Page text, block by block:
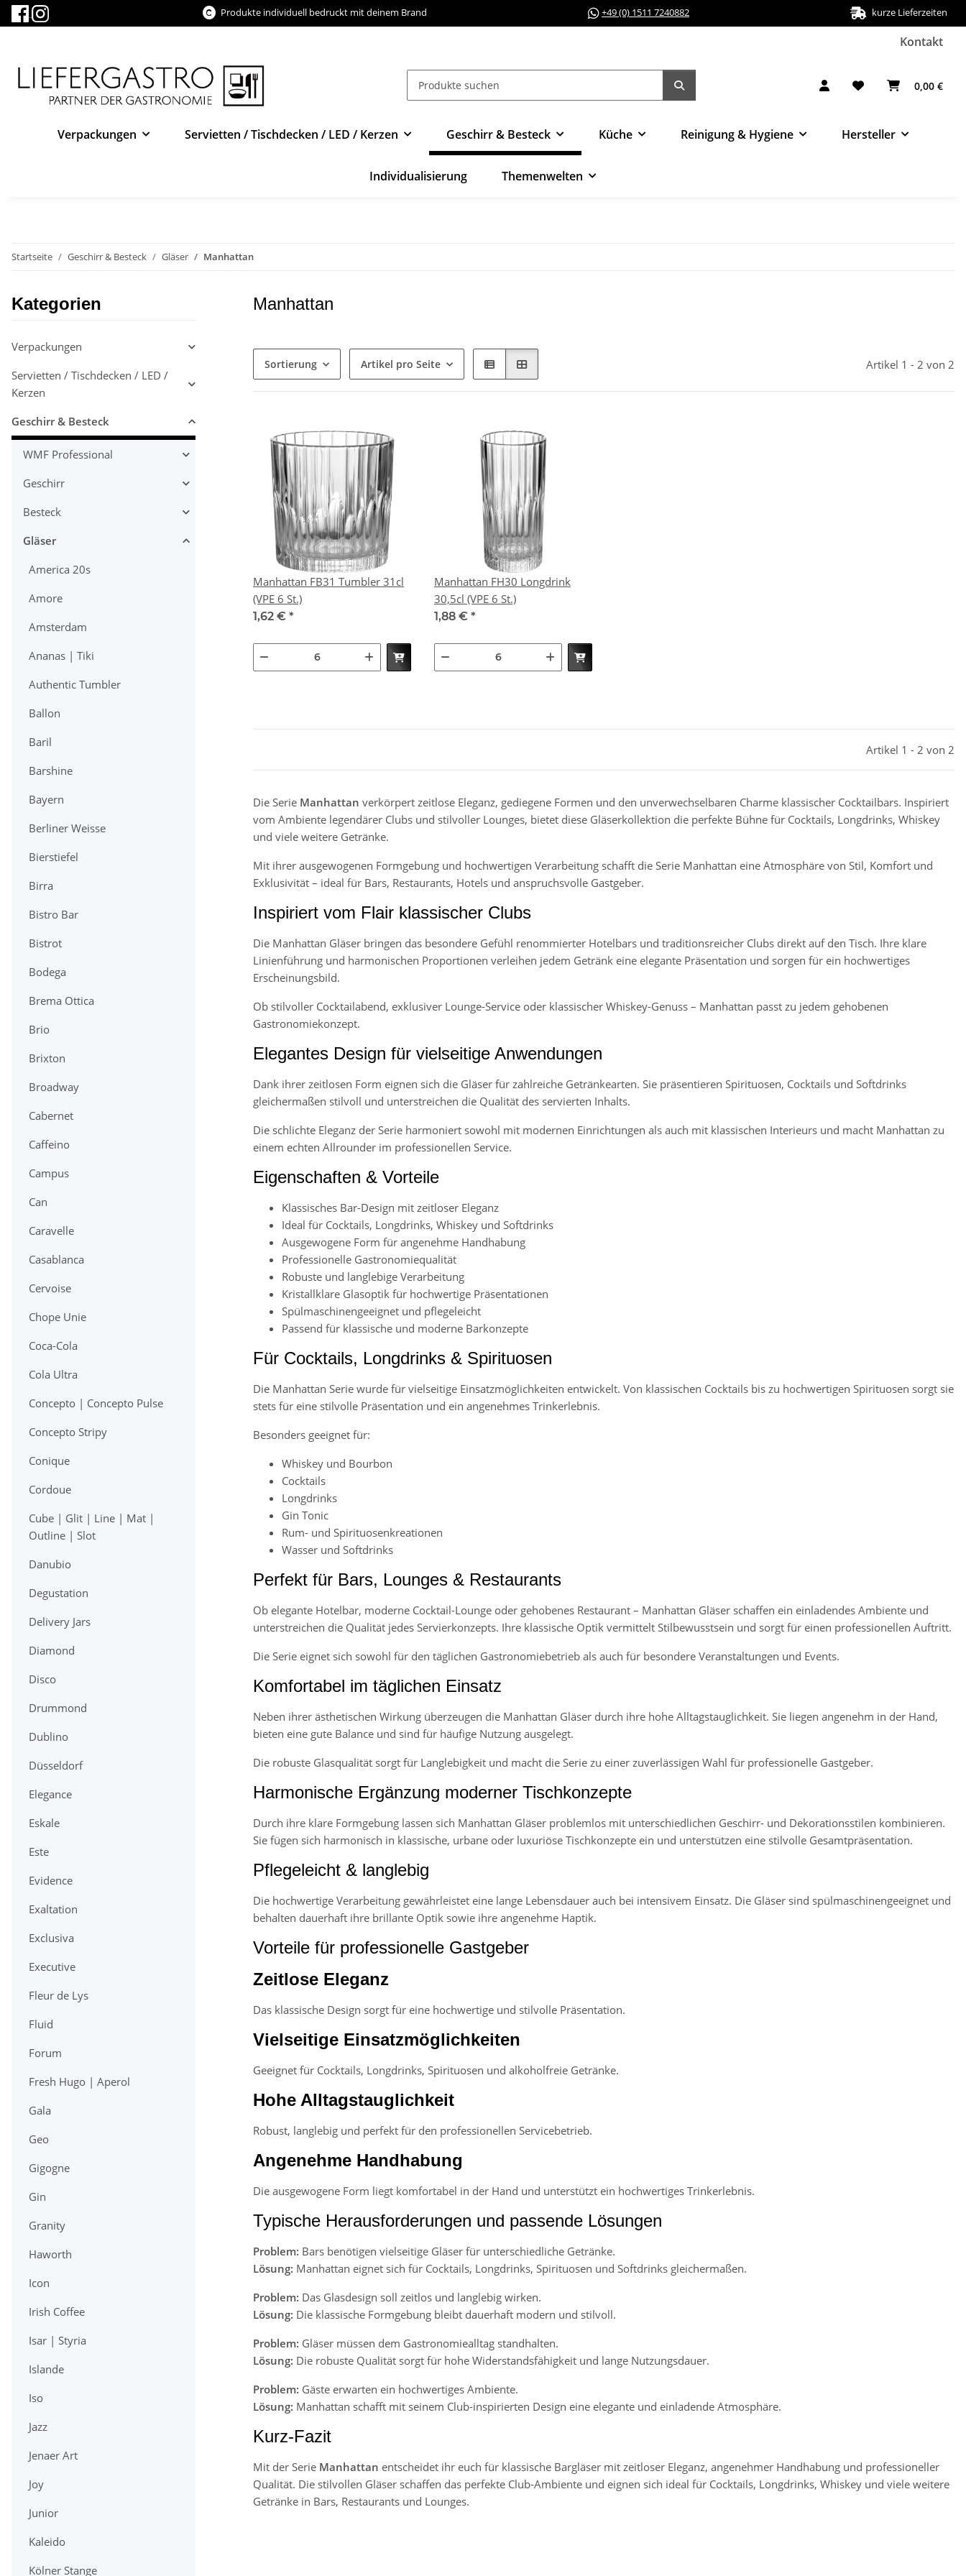
Produkte individuell bedruckt mit deinem Brand +49 (0) 1511 7240882 kurze Lieferzeiten
Kontakt
0,00 €
Verpackungen Servietten / Tischdecken / LED / Kerzen Geschirr & Besteck Küche Reinigung & Hygiene Hersteller
Individualisierung Themenwelten
Startseite Geschirr & Besteck Gläser Manhattan
Manhattan
Sortierung Artikel pro Seite Artikel 1 - 2 von 2
Manhattan FB31 Tumbler 31cl
(VPE 6 St.)
1,62 € *
Manhattan FH30 Longdrink
30,5cl (VPE 6 St.)
1,88 € *
Artikel 1 - 2 von 2
Die Serie Manhattan verkörpert zeitlose Eleganz, gediegene Formen und den unverwechselbaren Charme klassischer Cocktailbars. Inspiriert
vom Ambiente legendärer Clubs und stilvoller Lounges, bietet diese Gläserkollektion die perfekte Bühne für Cocktails, Longdrinks, Whiskey
und viele weitere Getränke.
Mit ihrer ausgewogenen Formgebung und hochwertigen Verarbeitung schafft die Serie Manhattan eine Atmosphäre von Stil, Komfort und
Exklusivität – ideal für Bars, Restaurants, Hotels und anspruchsvolle Gastgeber.
Inspiriert vom Flair klassischer Clubs
Die Manhattan Gläser bringen das besondere Gefühl renommierter Hotelbars und traditionsreicher Clubs direkt auf den Tisch. Ihre klare
Linienführung und harmonischen Proportionen verleihen jedem Getränk eine elegante Präsentation und sorgen für ein hochwertiges
Erscheinungsbild.
Ob stilvoller Cocktailabend, exklusiver Lounge-Service oder klassischer Whiskey-Genuss – Manhattan passt zu jedem gehobenen
Gastronomiekonzept.
Elegantes Design für vielseitige Anwendungen
Dank ihrer zeitlosen Form eignen sich die Gläser für zahlreiche Getränkearten. Sie präsentieren Spirituosen, Cocktails und Softdrinks
gleichermaßen stilvoll und unterstreichen die Qualität des servierten Inhalts.
Die schlichte Eleganz der Serie harmoniert sowohl mit modernen Einrichtungen als auch mit klassischen Interieurs und macht Manhattan zu
einem echten Allrounder im professionellen Service.
Eigenschaften & Vorteile
Klassisches Bar-Design mit zeitloser Eleganz
Ideal für Cocktails, Longdrinks, Whiskey und Softdrinks
Ausgewogene Form für angenehme Handhabung
Professionelle Gastronomiequalität
Robuste und langlebige Verarbeitung
Kristallklare Glasoptik für hochwertige Präsentationen
Spülmaschinengeeignet und pflegeleicht
Passend für klassische und moderne Barkonzepte
Für Cocktails, Longdrinks & Spirituosen
Die Manhattan Serie wurde für vielseitige Einsatzmöglichkeiten entwickelt. Von klassischen Cocktails bis zu hochwertigen Spirituosen sorgt sie
stets für eine stilvolle Präsentation und ein angenehmes Trinkerlebnis.
Besonders geeignet für:
Whiskey und Bourbon
Cocktails
Longdrinks
Gin Tonic
Rum- und Spirituosenkreationen
Wasser und Softdrinks
Perfekt für Bars, Lounges & Restaurants
Ob elegante Hotelbar, moderne Cocktail-Lounge oder gehobenes Restaurant – Manhattan Gläser schaffen ein einladendes Ambiente und
unterstreichen die Qualität jedes Servierkonzepts. Ihre klassische Optik vermittelt Stilbewusstsein und sorgt für einen professionellen Auftritt.
Die Serie eignet sich sowohl für den täglichen Gastronomiebetrieb als auch für besondere Veranstaltungen und Events.
Komfortabel im täglichen Einsatz
Neben ihrer ästhetischen Wirkung überzeugen die Manhattan Gläser durch ihre hohe Alltagstauglichkeit. Sie liegen angenehm in der Hand,
bieten eine gute Balance und sind für häufige Nutzung ausgelegt.
Die robuste Glasqualität sorgt für Langlebigkeit und macht die Serie zu einer zuverlässigen Wahl für professionelle Gastgeber.
Harmonische Ergänzung moderner Tischkonzepte
Durch ihre klare Formgebung lassen sich Manhattan Gläser problemlos mit unterschiedlichen Geschirr- und Dekorationsstilen kombinieren.
Sie fügen sich harmonisch in klassische, urbane oder luxuriöse Tischkonzepte ein und unterstützen eine stilvolle Gesamtpräsentation.
Pflegeleicht & langlebig
Die hochwertige Verarbeitung gewährleistet eine lange Lebensdauer auch bei intensivem Einsatz. Die Gläser sind spülmaschinengeeignet und
behalten dauerhaft ihre brillante Optik sowie ihre angenehme Haptik.
Vorteile für professionelle Gastgeber
Zeitlose Eleganz
Das klassische Design sorgt für eine hochwertige und stilvolle Präsentation.
Vielseitige Einsatzmöglichkeiten
Geeignet für Cocktails, Longdrinks, Spirituosen und alkoholfreie Getränke.
Hohe Alltagstauglichkeit
Robust, langlebig und perfekt für den professionellen Servicebetrieb.
Angenehme Handhabung
Die ausgewogene Form liegt komfortabel in der Hand und unterstützt ein hochwertiges Trinkerlebnis.
Typische Herausforderungen und passende Lösungen
Problem: Bars benötigen vielseitige Gläser für unterschiedliche Getränke.
Lösung: Manhattan eignet sich für Cocktails, Longdrinks, Spirituosen und Softdrinks gleichermaßen.
Problem: Das Glasdesign soll zeitlos und langlebig wirken.
Lösung: Die klassische Formgebung bleibt dauerhaft modern und stilvoll.
Problem: Gläser müssen dem Gastronomiealltag standhalten.
Lösung: Die robuste Qualität sorgt für hohe Widerstandsfähigkeit und lange Nutzungsdauer.
Problem: Gäste erwarten ein hochwertiges Ambiente.
Lösung: Manhattan schafft mit seinem Club-inspirierten Design eine elegante und einladende Atmosphäre.
Kurz-Fazit
Mit der Serie Manhattan entscheidet ihr euch für klassische Bargläser mit zeitloser Eleganz, angenehmer Handhabung und professioneller
Qualität. Die stilvollen Gläser schaffen das perfekte Club-Ambiente und eignen sich ideal für Cocktails, Longdrinks, Whiskey und viele weitere
Getränke in Bars, Restaurants und Lounges.
Kategorien
Verpackungen
Servietten / Tischdecken / LED /
Kerzen
Geschirr & Besteck
WMF Professional
Geschirr
Besteck
Gläser
America 20s
Amore
Amsterdam
Ananas | Tiki
Authentic Tumbler
Ballon
Baril
Barshine
Bayern
Berliner Weisse
Bierstiefel
Birra
Bistro Bar
Bistrot
Bodega
Brema Ottica
Brio
Brixton
Broadway
Cabernet
Caffeino
Campus
Can
Caravelle
Casablanca
Cervoise
Chope Unie
Coca-Cola
Cola Ultra
Concepto | Concepto Pulse
Concepto Stripy
Conique
Cordoue
Cube | Glit | Line | Mat |
Outline | Slot
Danubio
Degustation
Delivery Jars
Diamond
Disco
Drummond
Dublino
Düsseldorf
Elegance
Eskale
Este
Evidence
Exaltation
Exclusiva
Executive
Fleur de Lys
Fluid
Forum
Fresh Hugo | Aperol
Gala
Geo
Gigogne
Gin
Granity
Haworth
Icon
Irish Coffee
Isar | Styria
Islande
Iso
Jazz
Jenaer Art
Joy
Junior
Kaleido
Kölner Stange